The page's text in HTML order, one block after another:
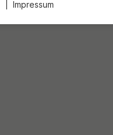
Impressum